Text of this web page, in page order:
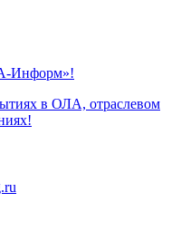
Информ»!
в ОЛА, отраслевом